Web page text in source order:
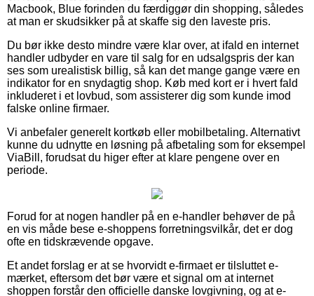
Macbook, Blue forinden du færdiggør din shopping, således
at man er skudsikker på at skaffe sig den laveste pris.
Du bør ikke desto mindre være klar over, at ifald en internet
handler udbyder en vare til salg for en udsalgspris der kan
ses som urealistisk billig, så kan det mange gange være en
indikator for en snydagtig shop. Køb med kort er i hvert fald
inkluderet i et lovbud, som assisterer dig som kunde imod
falske online firmaer.
Vi anbefaler generelt kortkøb eller mobilbetaling. Alternativt
kunne du udnytte en løsning på afbetaling som for eksempel
ViaBill, forudsat du higer efter at klare pengene over en
periode.
Forud for at nogen handler på en e-handler behøver de på
en vis måde bese e-shoppens forretningsvilkår, det er dog
ofte en tidskrævende opgave.
Et andet forslag er at se hvorvidt e-firmaet er tilsluttet e-
mærket, eftersom det bør være et signal om at internet
shoppen forstår den officielle danske lovgivning, og at e-